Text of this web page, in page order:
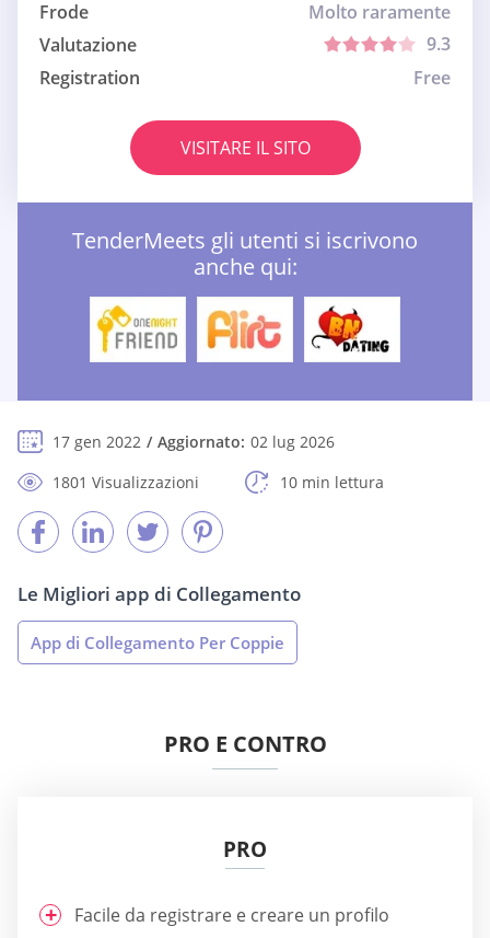
Frode
Molto raramente
Valutazione
9.3
Registration
Free
VISITARE IL SITO
TenderMeets gli utenti si iscrivono
anche qui:
17 gen 2022 Aggiornato: 02 lug 2026
1801 Visualizzazioni
10 min lettura
Le Migliori app di Collegamento
App di Collegamento Per Coppie
PRO E CONTRO
PRO
Facile da registrare e creare un profilo